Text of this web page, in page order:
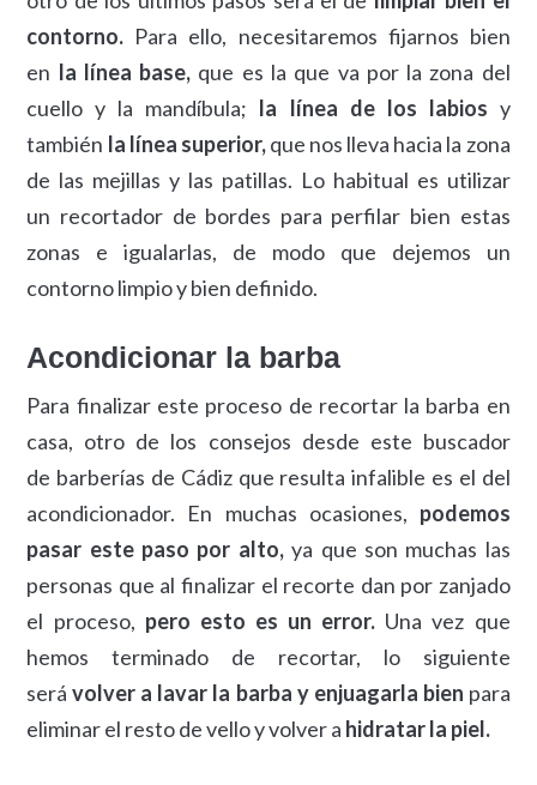
contorno. Para ello, necesitaremos fijarnos bien
en la línea base, que es la que va por la zona del
cuello y la mandíbula; la línea de los labios y
también la línea superior,que nos lleva hacia la zona
de las mejillas y las patillas. Lo habitual es utilizar
un recortador de bordes para perfilar bien estas
zonas e igualarlas, de modo que dejemos un
contorno limpio y bien definido.
Acondicionar la barba
Para finalizar este proceso de recortar la barba en
casa, otro de los consejos desde este buscador
de barberías de Cádiz que resulta infalible es el del
acondicionador. En muchas ocasiones, podemos
pasar este paso por alto,ya que son muchas las
personas que al finalizar el recorte dan por zanjado
el proceso, pero esto es un error. Una vez que
hemos terminado de recortar, lo siguiente
serávolver a lavar la barba y enjuagarla bien para
eliminar el resto de vello y volver a hidratar la piel.